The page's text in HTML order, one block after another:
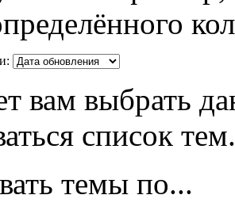
вам выбрать
список тем.
темы по...